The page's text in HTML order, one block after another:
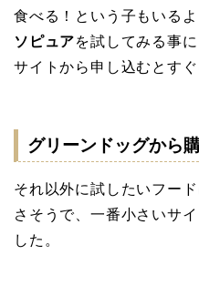
食べる！という子もいるよ
ソピュアを試してみる事に
サイトから申し込むとす
グリーンドッグから
それ以外に試したいフー
さそうで、一番小さいサ
した。